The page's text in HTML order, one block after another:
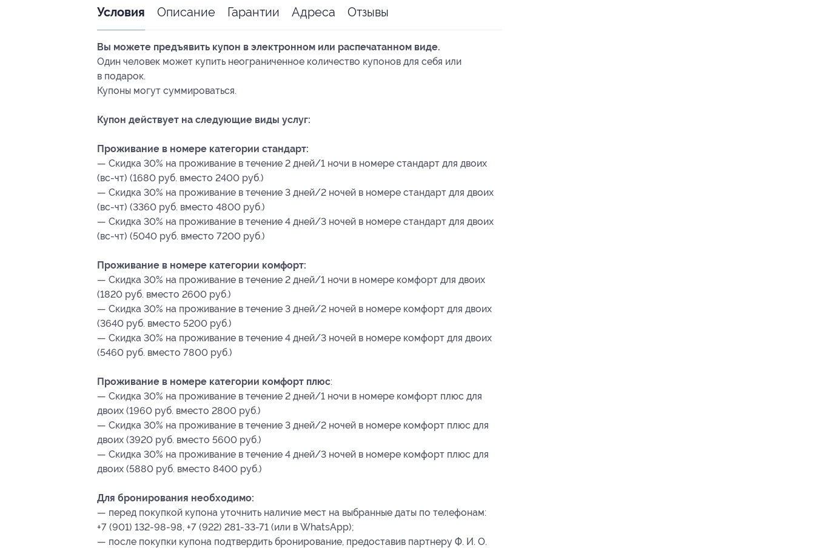
Условия Описание Гарантии Адреса Отзывы
Вы можете предъявить купон в электронном или распечатанном виде.
Один человек может купить неограниченное количество купонов для себя или
в подарок.
Купоны могут суммироваться.
Купон действует на следующие виды услуг:
Проживание в номере категории стандарт:
— Скидка 30% на проживание в течение 2 дней/1 ночи в номере стандарт для двоих
(вс-чт) (1680 руб. вместо 2400 руб.)
— Скидка 30% на проживание в течение 3 дней/2 ночей в номере стандарт для двоих
(вс-чт) (3360 руб. вместо 4800 руб.)
— Скидка 30% на проживание в течение 4 дней/3 ночей в номере стандарт для двоих
(вс-чт) (5040 руб. вместо 7200 руб.)
Проживание в номере категории комфорт:
— Скидка 30% на проживание в течение 2 дней/1 ночи в номере комфорт для двоих
(1820 руб. вместо 2600 руб.)
— Скидка 30% на проживание в течение 3 дней/2 ночей в номере комфорт для двоих
(3640 руб. вместо 5200 руб.)
— Скидка 30% на проживание в течение 4 дней/3 ночей в номере комфорт для двоих
(5460 руб. вместо 7800 руб.)
Проживание в номере категории комфорт плюс:
— Скидка 30% на проживание в течение 2 дней/1 ночи в номере комфорт плюс для
двоих (1960 руб. вместо 2800 руб.)
— Скидка 30% на проживание в течение 3 дней/2 ночей в номере комфорт плюс для
двоих (3920 руб. вместо 5600 руб.)
— Скидка 30% на проживание в течение 4 дней/3 ночей в номере комфорт плюс для
двоих (5880 руб. вместо 8400 руб.)
Для бронирования необходимо:
— перед покупкой купона уточнить наличие мест на выбранные даты по телефонам:
+7 (901) 132-98-98, +7 (922) 281-33-71 (или в WhatsApp);
— после покупки купона подтвердить бронирование, предоставив партнеру Ф. И. О.